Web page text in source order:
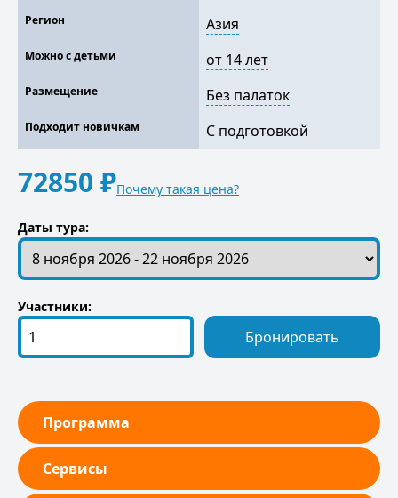
Регион Азия
Можно с детьми от 14 лет
Размещение Без палаток
Подходит новичкам С подготовкой
72850 ₽Почему такая цена?
Даты тура:
Участники:
Бронировать
Программа
Сервисы